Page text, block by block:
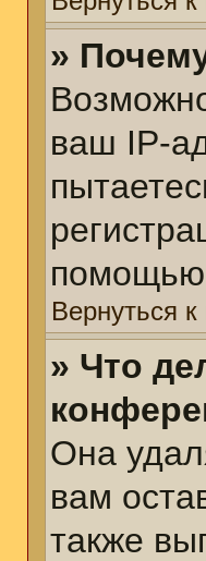
»
ваш IP-
помощью
Вернуться к
» Что
Она
вам
также